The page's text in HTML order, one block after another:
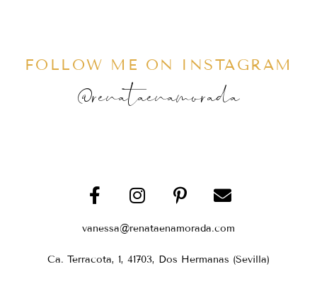
FOLLOW ME ON INSTAGRAM
@renataenamorada
vanessa@renataenamorada.com
Ca. Terracota, 1, 41703, Dos Hermanas (Sevilla)